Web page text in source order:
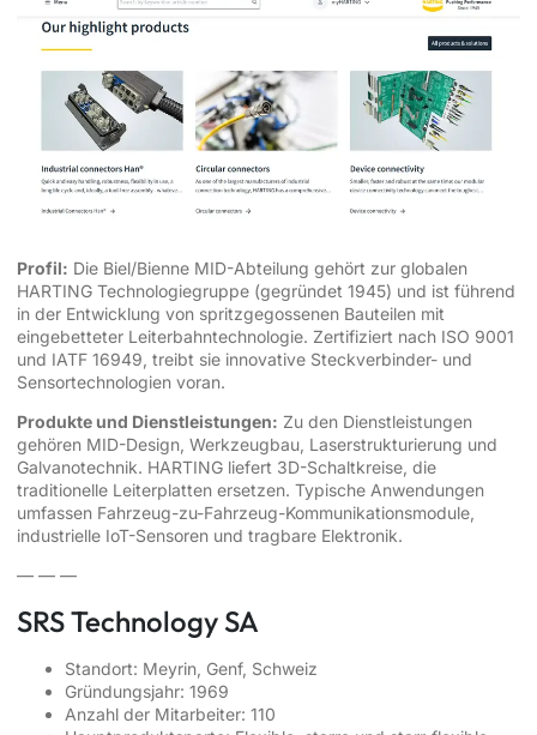
Profil: Die Biel/Bienne MID-Abteilung gehört zur globalen
HARTING Technologiegruppe (gegründet 1945) und ist führend
in der Entwicklung von spritzgegossenen Bauteilen mit
eingebetteter Leiterbahntechnologie. Zertifiziert nach ISO 9001
und IATF 16949, treibt sie innovative Steckverbinder- und
Sensortechnologien voran.
Produkte und Dienstleistungen: Zu den Dienstleistungen
gehören MID-Design, Werkzeugbau, Laserstrukturierung und
Galvanotechnik. HARTING liefert 3D-Schaltkreise, die
traditionelle Leiterplatten ersetzen. Typische Anwendungen
umfassen Fahrzeug-zu-Fahrzeug-Kommunikationsmodule,
industrielle IoT-Sensoren und tragbare Elektronik.
— — —
SRS Technology SA
Standort: Meyrin, Genf, Schweiz
Gründungsjahr: 1969
Anzahl der Mitarbeiter: 110